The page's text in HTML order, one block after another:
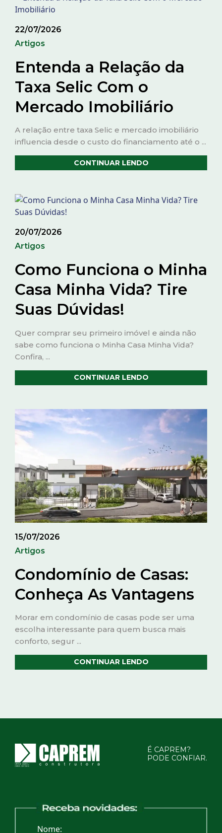
22/07/2026
Artigos
Entenda a Relação da
Taxa Selic Com o
Mercado Imobiliário
A relação entre taxa Selic e mercado imobiliário
influencia desde o custo do financiamento até o ...
CONTINUAR LENDO
20/07/2026
Artigos
Como Funciona o Minha
Casa Minha Vida? Tire
Suas Dúvidas!
Quer comprar seu primeiro imóvel e ainda não
sabe como funciona o Minha Casa Minha Vida?
Confira, ...
CONTINUAR LENDO
15/07/2026
Artigos
Condomínio de Casas:
Conheça As Vantagens
Morar em condomínio de casas pode ser uma
escolha interessante para quem busca mais
conforto, segur ...
CONTINUAR LENDO
É CAPREM?
PODE CONFIAR.